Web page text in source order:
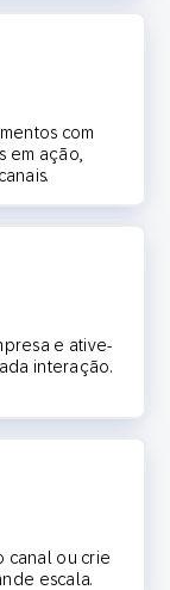
com
em ação,
e ative-
interação.
canal ou crie
escala.